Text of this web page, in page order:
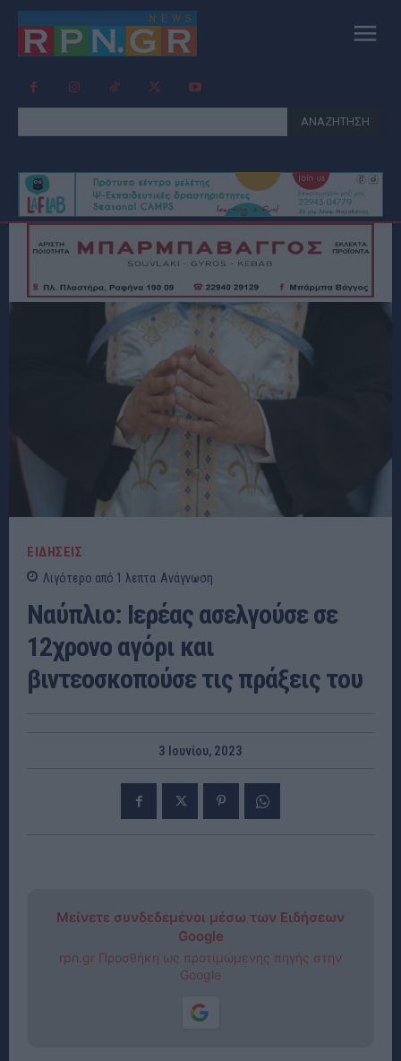
ΑΝΑΖΗΤΗΣΗ
ΕΙΔΗΣΕΙΣ
Λιγότερο από 1 λεπτα Ανάγνωση
Ναύπλιο: Ιερέας ασελγούσε σε
12χρονο αγόρι και
βιντεοσκοπούσε τις πράξεις του
3 Ιουνίου, 2023
Μείνετε συνδεδεμένοι μέσω των Ειδήσεων
Google
rpn.gr Προσθήκη ως προτιμώμενης πηγής στην
Google